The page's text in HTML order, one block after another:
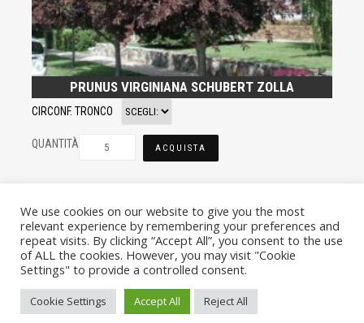
PRUNUS VIRGINIANA SCHUBERT ZOLLA
CIRCONF. TRONCO
QUANTITÀ ACQUISTA
© VIVAI MARCHE BY ANDREA GOSTOLI P.IVA 02074150414 |
PRIVACY POLICY
We use cookies on our website to give you the most
relevant experience by remembering your preferences and
repeat visits. By clicking “Accept All”, you consent to the use
of ALL the cookies. However, you may visit "Cookie
Settings" to provide a controlled consent.
Cookie Settings Accept All Reject All